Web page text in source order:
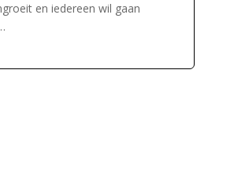
en iedereen wil gaan